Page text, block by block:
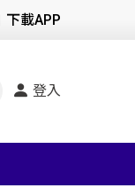
下載APP
登入